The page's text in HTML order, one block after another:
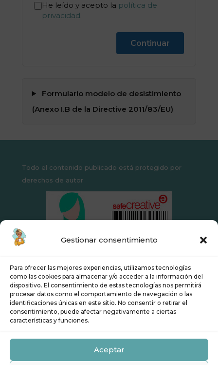
Gestionar consentimiento
Para ofrecer las mejores experiencias, utilizamos tecnologías
como las cookies para almacenar y/o acceder a la información del
dispositivo. El consentimiento de estas tecnologías nos permitirá
procesar datos como el comportamiento de navegación o las
identificaciones únicas en este sitio. No consentir o retirar el
consentimiento, puede afectar negativamente a ciertas
características y funciones.
Aceptar
He leído y acepto la política de
privacidad.
Continuar
Formulario modelo de desistimiento
(Anexo I.B de la Directive 2011/83/EU)
Todo el contenido publicado está protegido por
derechos de autor
Aviso Legal
Política de Privacidad
Condiciones de contratación
Política de cookies (UE)
Derecho de desistimiento